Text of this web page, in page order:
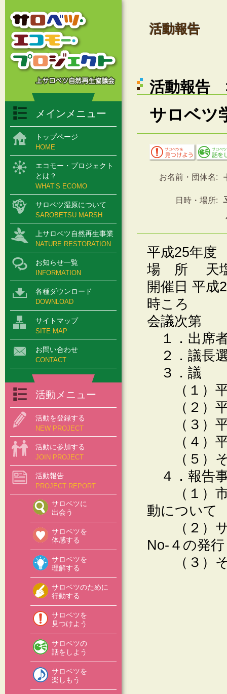
メインメニュー
トップページ
HOME
エコモー・プロジェクト
とは？
WHAT’S ECOMO
サロベツ湿原について
SAROBETSU MARSH
上サロベツ自然再生事業
NATURE RESTORATION
お知らせ一覧
INFORMATION
各種ダウンロード
DOWNLOAD
サイトマップ
SITE MAP
お問い合わせ
CONTACT
活動メニュー
活動を登録する
NEW PROJECT
活動に参加する
JOIN PROJECT
活動報告
PROJECT REPORT
サロベツに
出会う
サロベツを
体感する
サロベツを
理解する
サロベツのために
行動する
サロベツを
見つけよう
サロベツの
話をしよう
サロベツを
楽しもう
活動報告
活動報
サロベツ
お名前・団体名:
日時・場所:
平成25年度
場 所 天塩
開催日 平成
時ころ
会議次第
１．出席
２．議長
３．議
（１）平
（２）平
（３）平
（４）平
（５）そ
４．報告
（１）市
動について
（２）サ
No-４の発行
（３）そ